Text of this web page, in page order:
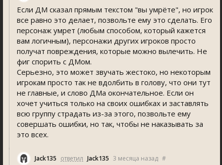
Если ДМ сказал прямым текстом "вы умрёте", но игрок
все равно это делает, позвольте ему это сделать. Его
персонаж умрет (любым способом, который кажется
вам логичным), персонажи других игроков просто
получат повреждения, которые можно вылечить. Не
фиг спорить с ДМом.
Серьезно, это может звучать жестоко, но некоторым
игрокам просто так не вдолбить в голову, что они тут
не главные, и слово ДМа окончательное. Если он
хочет учиться только на своих ошибках и заставлять
всю группу страдать из-за этого, позвольте ему
совершать ошибки, но так, чтобы не наказывать за
это всех.
Jack135 ответил Jack135 3 месяца назад #